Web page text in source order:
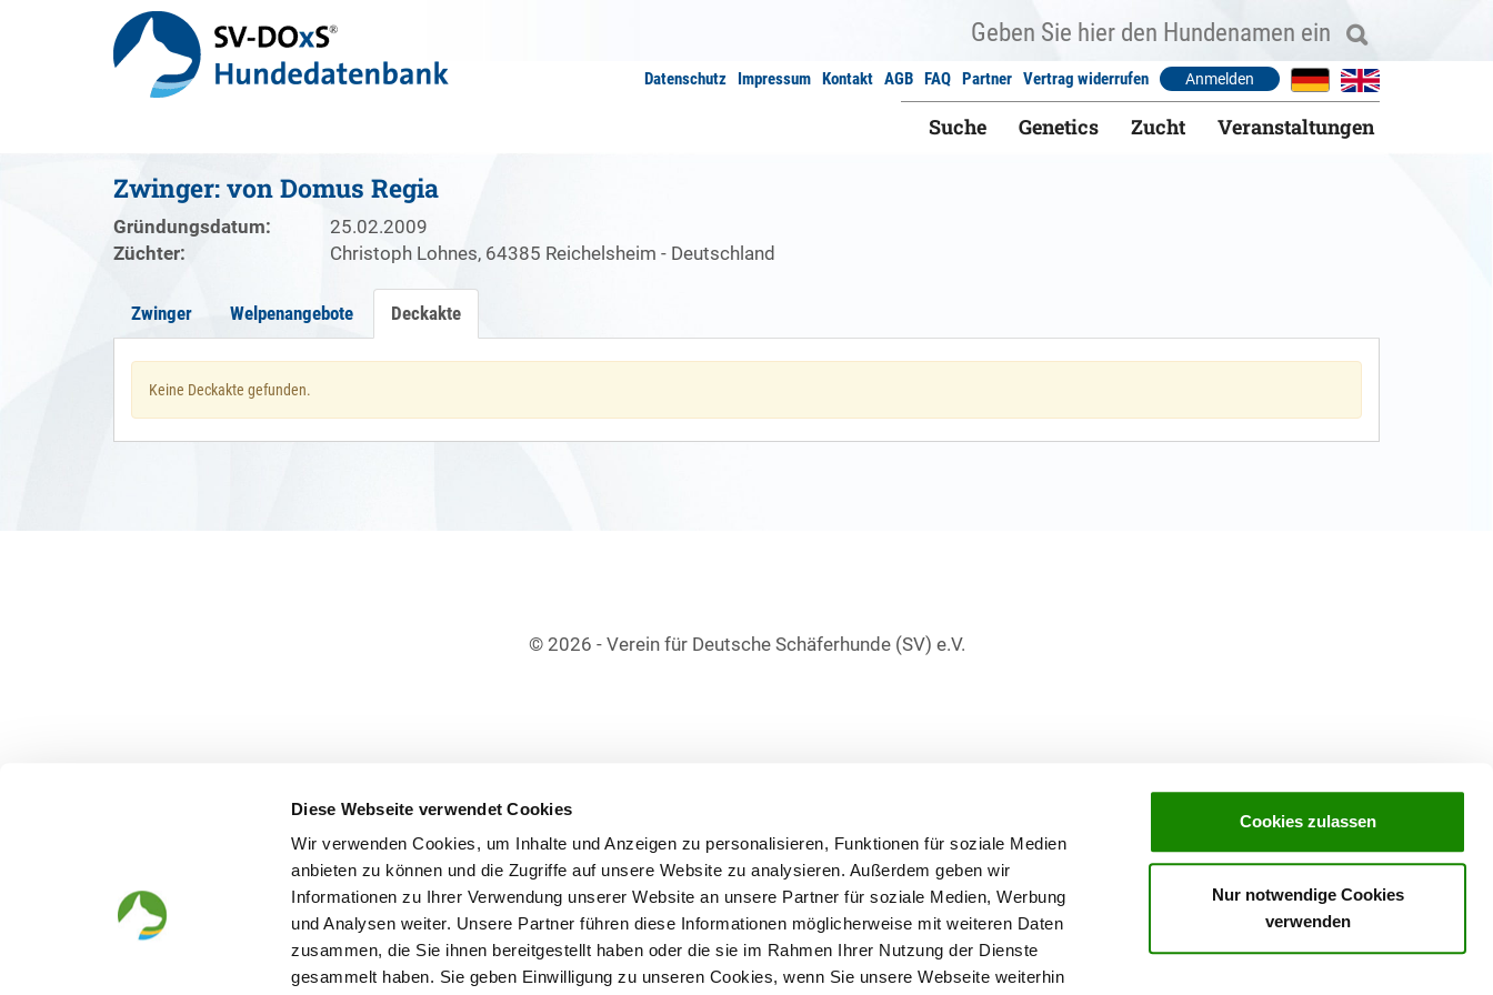
Diese Webseite verwendet Cookies
Wir verwenden Cookies, um Inhalte und Anzeigen zu personalisieren, Funktionen für soziale Medien
anbieten zu können und die Zugriffe auf unsere Website zu analysieren. Außerdem geben wir
Informationen zu Ihrer Verwendung unserer Website an unsere Partner für soziale Medien, Werbung
und Analysen weiter. Unsere Partner führen diese Informationen möglicherweise mit weiteren Daten
zusammen, die Sie ihnen bereitgestellt haben oder die sie im Rahmen Ihrer Nutzung der Dienste
gesammelt haben. Sie geben Einwilligung zu unseren Cookies, wenn Sie unsere Webseite weiterhin
Cookies zulassen
Nur notwendige Cookies
verwenden
Datenschutz Impressum Kontakt AGB FAQ Partner Vertrag widerrufen Anmelden
Suche Genetics Zucht Veranstaltungen
Zwinger: von Domus Regia
Gründungsdatum:
25.02.2009
Züchter:
Christoph Lohnes, 64385 Reichelsheim - Deutschland
Zwinger Welpenangebote Deckakte
Keine Deckakte gefunden.
© 2026 - Verein für Deutsche Schäferhunde (SV) e.V.